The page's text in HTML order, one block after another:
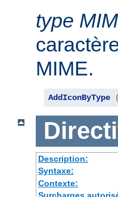
type
MIME.
AddIconByType (
Description:
Syntaxe:
Contexte: